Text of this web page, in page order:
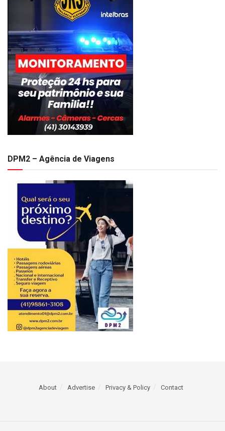
DPM2 – Agência de Viagens
About Advertise Privacy & Policy Contact